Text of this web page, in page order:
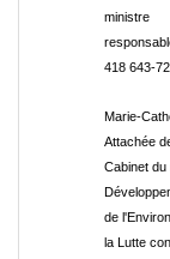
ministre
418 643-
Marie-
Attachée
Cabinet du
de
la Lutte